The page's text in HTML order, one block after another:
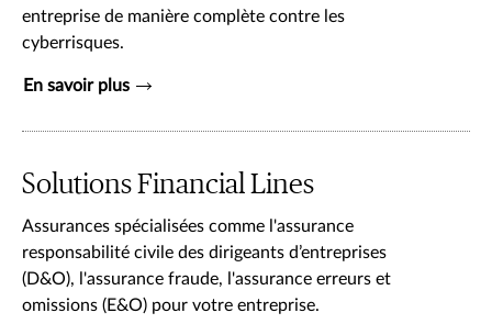
entreprise de manière complète contre les
cyberrisques.
En savoir plus
Solutions Financial Lines
Assurances spécialisées comme l'assurance
responsabilité civile des dirigeants d’entreprises
(D&O), l'assurance fraude, l'assurance erreurs et
omissions (E&O) pour votre entreprise.